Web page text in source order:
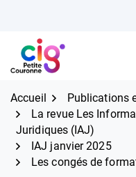
contenu
CIG Petite
Accueil
Publications
La revue Les
Juridiques (IAJ)
IAJ janvier 2025
Les congés de